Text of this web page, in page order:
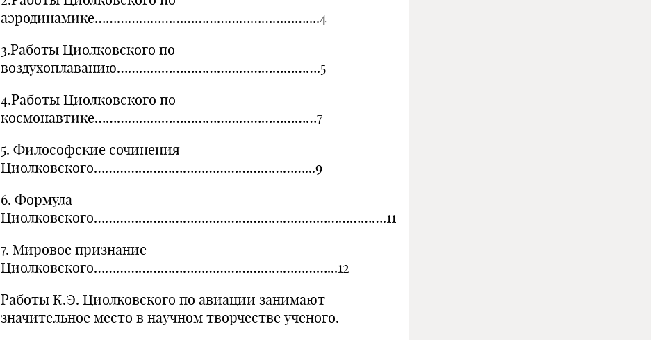
аэродинамике…………………………………………………....4
3.Работы Циолковского по
воздухоплаванию……………………………………………….5
4.Работы Циолковского по
космонавтике……………………………………………………7
5. Философские сочинения
Циолковского…………………………………………………...9
6. Формула
Циолковского…………………………………………………………………….11
7. Мировое признание
Циолковского………………………………………………………...12
Работы К.Э. Циолковского по авиации занимают
значительное место в научном творчестве ученого.